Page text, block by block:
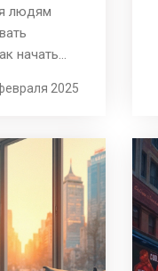
людям
начать
вашу жизнь.
и
2025